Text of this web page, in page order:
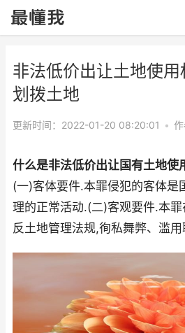
非法低价出让土地使
划拨土地
更新时间：2022-01-20 08:20:01 • 作
什么是非法低价出让国有土地使
(一)客体要件.本罪侵犯的客体是
理的正常活动.(二)客观要件.本
反土地管理法规,徇私舞弊、滥